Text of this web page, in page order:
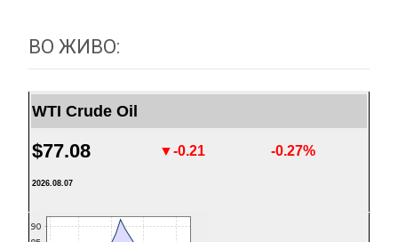
ВО ЖИВО:
WTI Crude Oil
$77.08 ▼-0.21 -0.27%
2026.08.07